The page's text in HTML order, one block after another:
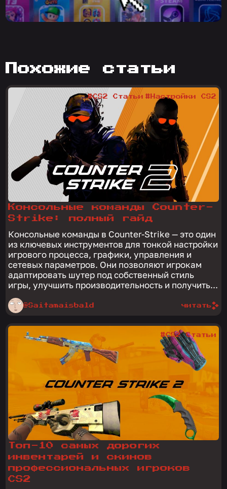
похожие статьи
Консольные команды Counter-
Strike: полный гайд
Консольные команды в Counter-Strike — это один
из ключевых инструментов для тонкой настройки
игрового процесса, графики, управления и
сетевых параметров. Они позволяют игрокам
адаптировать шутер под собственный стиль
игры, улучшить производительность и получить...
@Saitamaisbald
#CS2 Статьи #Настройки CS2
читать
Топ-10 самых дорогих
инвентарей и скинов
профессиональных игроков
CS2
#CS2 Статьи